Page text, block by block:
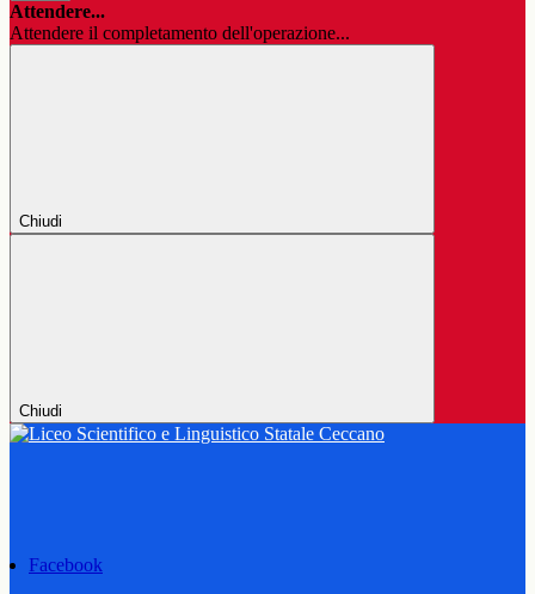
Attendere...
Attendere il completamento dell'operazione...
Chiudi
Chiudi
Facebook